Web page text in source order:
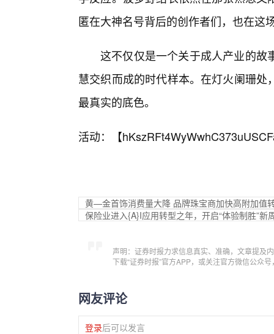
匿在大神名号背后的创作者们，也在这
这不仅仅是一个关于成人产业的故
慧交织而成的时代样本。在灯火阑珊
最真实的底色。
活动：【
黄—金首饰消费量大降 品牌珠宝商加快高附加值
保险业进入{A}I应用转型之年，开启“体验制胜”新
声明：证券时报力求信息真实、准确，文章提及
下载“证券时报”官方APP，或关注官方微信公众
网友评论
登录后可以发言